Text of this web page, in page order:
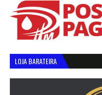
LOJA BARATEIRA